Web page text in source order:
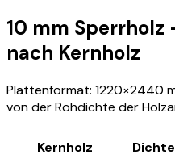
10 mm
nach Kernholz
Plattenformat: 1220×2440
von der Rohdichte der
Kernholz Dichte